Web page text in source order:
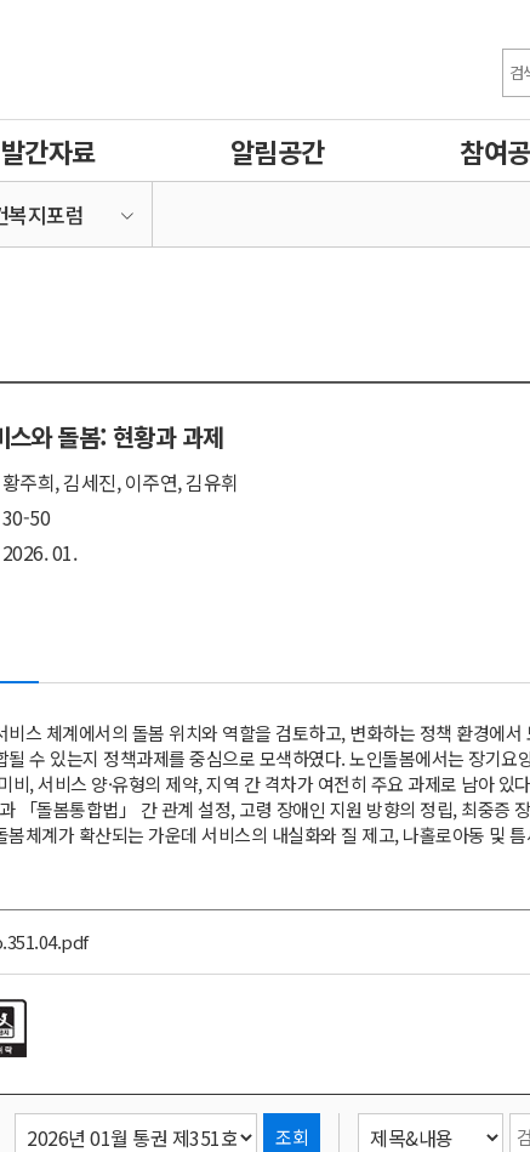
발간자료 알림공간 참여
복지포럼
와 돌봄: 현황과 과제
황주희, 김세진, 이주연, 김유휘
30-50
2026. 01.
비스 체계에서의 돌봄 위치와 역할을 검토하고, 변화하는 정책 환경에
될 수 있는지 정책과제를 중심으로 모색하였다. 노인돌봄에서는 장기
비, 서비스 양·유형의 제약, 지역 간 격차가 여전히 주요 과제로 남아
「돌봄통합법」 간 관계 설정, 고령 장애인 지원 방향의 정립, 최중증
봄체계가 확산되는 가운데 서비스의 내실화와 질 제고, 나홀로아동 및
조회